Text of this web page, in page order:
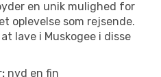
en unik mulighed for
oplevelse som rejsende.
lave i Muskogee i disse
nyd en fin